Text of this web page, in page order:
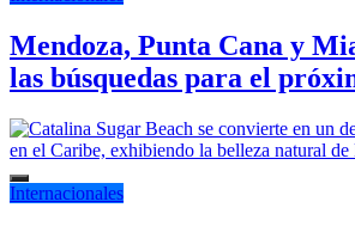
Mendoza, Punta Cana y
las búsquedas para el
Internacionales